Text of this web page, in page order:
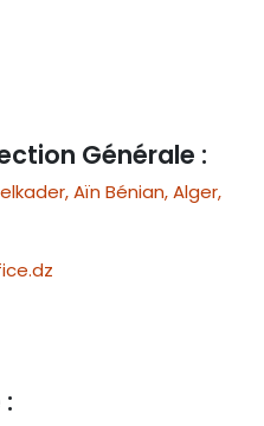
Générale :
Aïn Bénian, Alger,